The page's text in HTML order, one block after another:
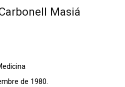
Masiá
de 1980.